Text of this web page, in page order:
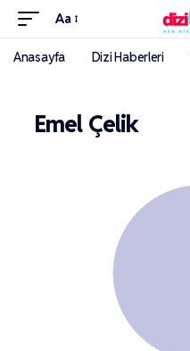
Aa
Anasayfa Dizi Haberleri
Emel Çelik